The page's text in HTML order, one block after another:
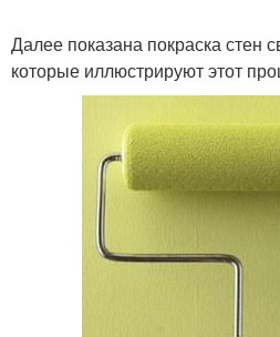
Далее показана покраска стен
которые иллюстрируют этот